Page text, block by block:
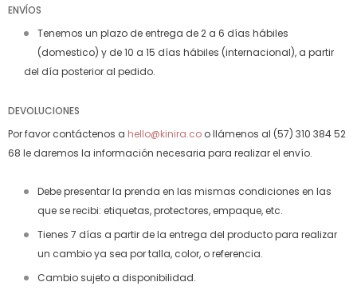
ENVÍOS
Tenemos un plazo de entrega de 2 a 6 días hábiles
(domestico) y de 10 a 15 días hábiles (internacional), a partir
del día posterior al pedido.
DEVOLUCIONES
Por favor contáctenos a hello@kinira.co o llámenos al (57) 310 384 52
68 le daremos la información necesaria para realizar el envío.
Debe presentar la prenda en las mismas condiciones en las
que se recibi: etiquetas, protectores, empaque, etc.
Tienes 7 días a partir de la entrega del producto para realizar
un cambio ya sea por talla, color, o referencia.
Cambio sujeto a disponibilidad.